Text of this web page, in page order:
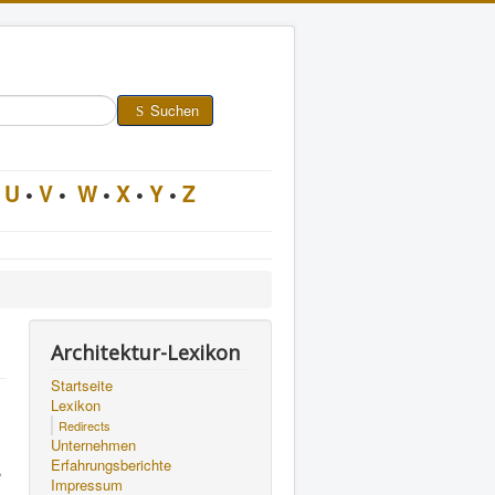
Suchen
U • V • W • X • Y • Z
Architektur-Lexikon
Startseite
Lexikon
Redirects
Unternehmen
Erfahrungsberichte
Impressum